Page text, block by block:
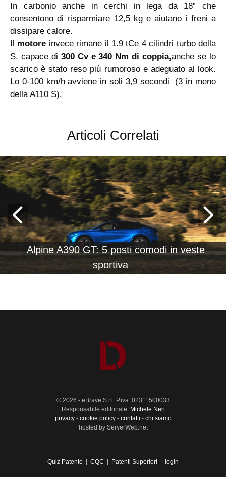
In carbonio anche in cerchi in lega da 18” che
consentono di risparmiare 12,5 kg e aiutano i freni a
dissipare calore.
Il motore invece rimane il 1.9 tCe 4 cilindri turbo della
S, capace di 300 Cv e 340 Nm di coppia,anche se lo
scarico è stato reso più rumoroso e adeguato al look.
Lo 0-100 km/h avviene in soli 3,9 secondi (3 in meno
della A110 S).
Articoli Correlati
Alpine A390 GT: 5 posti comodi in veste
sportiva
© 2026 - eBrave S.r.l. P.iva: 02311500033
Responsabile editoriale: Michele Neri
privacy- cookie policy- contatti - chi siamo
hosted by ServerWeb.net
Quiz Patente CQC Patenti Superiori login